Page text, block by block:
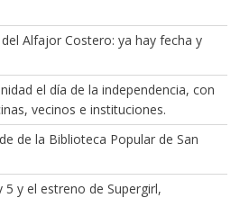
Alfajor Costero: ya hay fecha y
el día de la independencia, con
vecinos e instituciones.
de la Biblioteca Popular de San
y el estreno de Supergirl,